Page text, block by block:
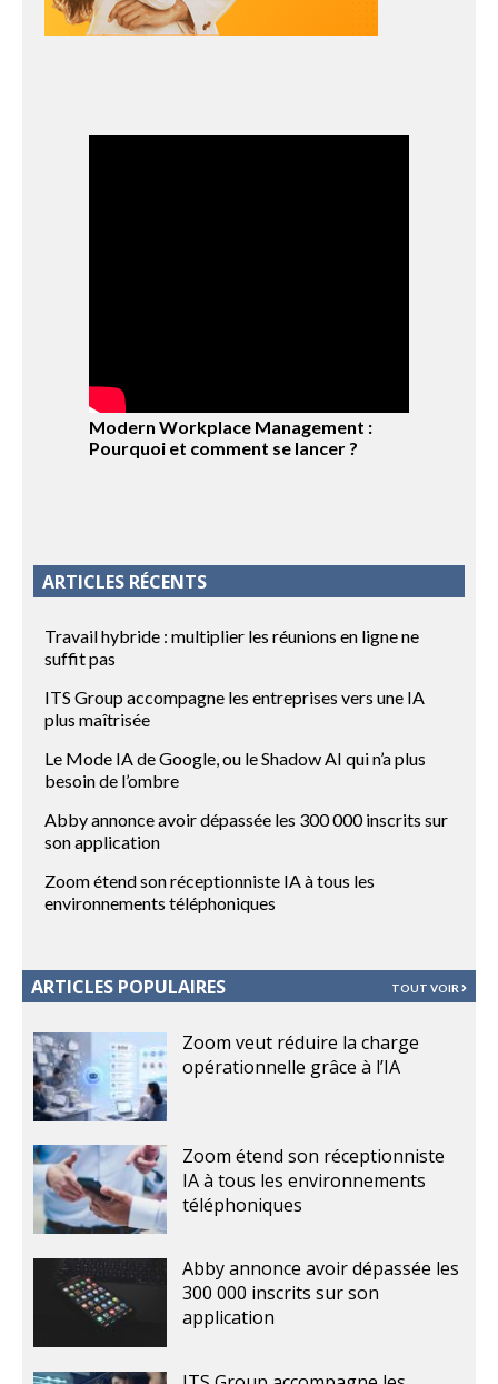
Modern Workplace Management :
Pourquoi et comment se lancer ?
ARTICLES RÉCENTS
Travail hybride : multiplier les réunions en ligne ne
suffit pas
ITS Group accompagne les entreprises vers une IA
plus maîtrisée
Le Mode IA de Google, ou le Shadow AI qui n’a plus
besoin de l’ombre
Abby annonce avoir dépassée les 300 000 inscrits sur
son application
Zoom étend son réceptionniste IA à tous les
environnements téléphoniques
ARTICLES POPULAIRES TOUT VOIR
Zoom veut réduire la charge
opérationnelle grâce à l’IA
Zoom étend son réceptionniste
IA à tous les environnements
téléphoniques
Abby annonce avoir dépassée les
300 000 inscrits sur son
application